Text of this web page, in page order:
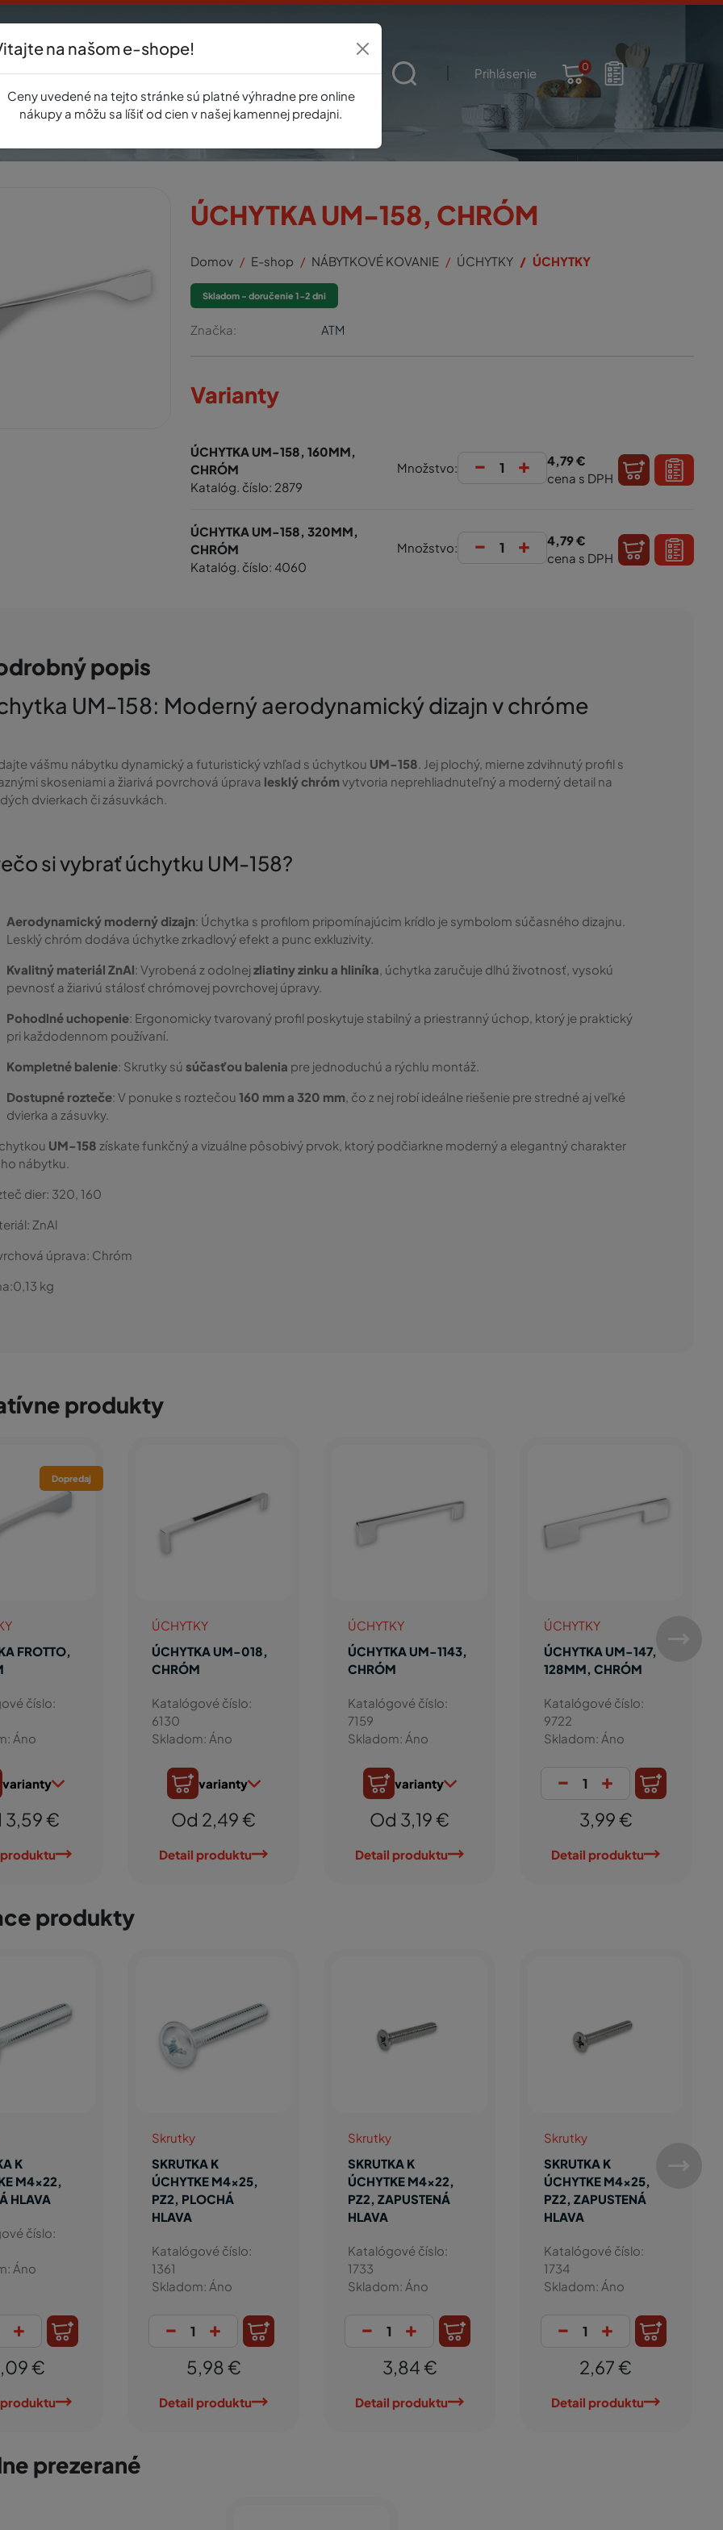
AkcieE-shopRegistráciaNovinkyO násPredajňaKontakt Prihlásenie 0
ÚCHYTKA UM-158, CHRÓM
Domov E-shop NÁBYTKOVÉ KOVANIE ÚCHYTKY ÚCHYTKY
Skladom - doručenie 1-2 dni
Značka: ATM
Varianty
ÚCHYTKA UM-158, 160MM,
CHRÓM
Katalóg. číslo: 2879
Množstvo: - +
4,79 €
cena s DPH
ÚCHYTKA UM-158, 320MM,
CHRÓM
Katalóg. číslo: 4060
Množstvo: - +
4,79 €
cena s DPH
popis
UM-158: Moderný aerodynamický dizajn v chróme
vášmu nábytku dynamický a futuristický vzhľad s úchytkou UM-158. Jej plochý, mierne zdvihnutý profil s
skoseniami a žiarivá povrchová úprava lesklý chróm vytvoria neprehliadnuteľný a moderný detail na
dvierkach či zásuvkách.
si vybrať úchytku UM-158?
Aerodynamický moderný dizajn: Úchytka s profilom pripomínajúcim krídlo je symbolom súčasného dizajnu.
Lesklý chróm dodáva úchytke zrkadlový efekt a punc exkluzivity.
Kvalitný materiál ZnAl: Vyrobená z odolnej zliatiny zinku a hliníka, úchytka zaručuje dlhú životnosť, vysokú
pevnosť a žiarivú stálosť chrómovej povrchovej úpravy.
Pohodlné uchopenie: Ergonomicky tvarovaný profil poskytuje stabilný a priestranný úchop, ktorý je praktický
pri každodennom používaní.
Kompletné balenie: Skrutky sú súčasťou balenia pre jednoduchú a rýchlu montáž.
Dostupné rozteče: V ponuke s roztečou 160 mm a 320 mm, čo z nej robí ideálne riešenie pre stredné aj veľké
dvierka a zásuvky.
UM-158 získate funkčný a vizuálne pôsobivý prvok, ktorý podčiarkne moderný a elegantný charakter
nábytku.
dier: 320, 160
ZnAl
úprava: Chróm
0,13 kg
produkty
Dopredaj
FROTTO,
číslo:
Áno
varianty
3,59 €
ÚCHYTKY
ÚCHYTKA UM-018,
CHRÓM
Katalógové číslo:
6130
Skladom: Áno
varianty
Od 2,49 €
Detail produktu
ÚCHYTKY
ÚCHYTKA UM-1143,
CHRÓM
Katalógové číslo:
7159
Skladom: Áno
varianty
Od 3,19 €
Detail produktu
ÚCHYTKY
ÚCHYTKA UM-147,
128MM, CHRÓM
Katalógové číslo:
9722
Skladom: Áno
- +
3,99 €
Detail produktu
produkty
K
M4x22,
HLAVA
číslo:
Áno
+
€
Skrutky
SKRUTKA K
ÚCHYTKE M4x25,
PZ2, PLOCHÁ
HLAVA
Katalógové číslo:
1361
Skladom: Áno
- +
5,98 €
Detail produktu
Skrutky
SKRUTKA K
ÚCHYTKE M4x22,
PZ2, ZAPUSTENÁ
HLAVA
Katalógové číslo:
1733
Skladom: Áno
- +
3,84 €
Detail produktu
Skrutky
SKRUTKA K
ÚCHYTKE M4x25,
PZ2, ZAPUSTENÁ
HLAVA
Katalógové číslo:
1734
Skladom: Áno
- +
2,67 €
Detail produktu
prezerané
na našom e-shope!
Ceny uvedené na tejto stránke sú platné výhradne pre online
nákupy a môžu sa líšiť od cien v našej kamennej predajni.